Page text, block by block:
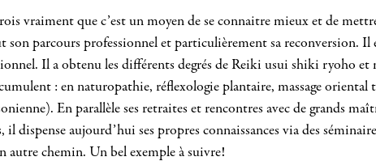
vraiment que c’est un moyen de se connaitre mieux et de
parcours professionnel et particulièrement sa reconversion. Il
Il a obtenu les différents degrés de Reiki usui shiki ryoho et
: en naturopathie, réflexologie plantaire, massage
En parallèle ses retraites et rencontres avec de grands
dispense aujourd’hui ses propres connaissances via des
autre chemin. Un bel exemple à suivre!